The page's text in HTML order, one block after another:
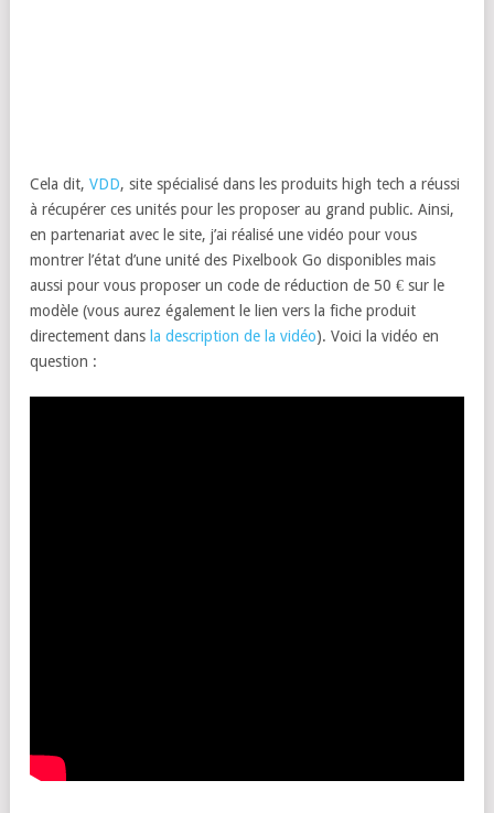
Cela dit, VDD, site spécialisé dans les produits high tech a réussi
à récupérer ces unités pour les proposer au grand public. Ainsi,
en partenariat avec le site, j’ai réalisé une vidéo pour vous
montrer l’état d’une unité des Pixelbook Go disponibles mais
aussi pour vous proposer un code de réduction de 50 € sur le
modèle (vous aurez également le lien vers la fiche produit
directement dans la description de la vidéo). Voici la vidéo en
question :